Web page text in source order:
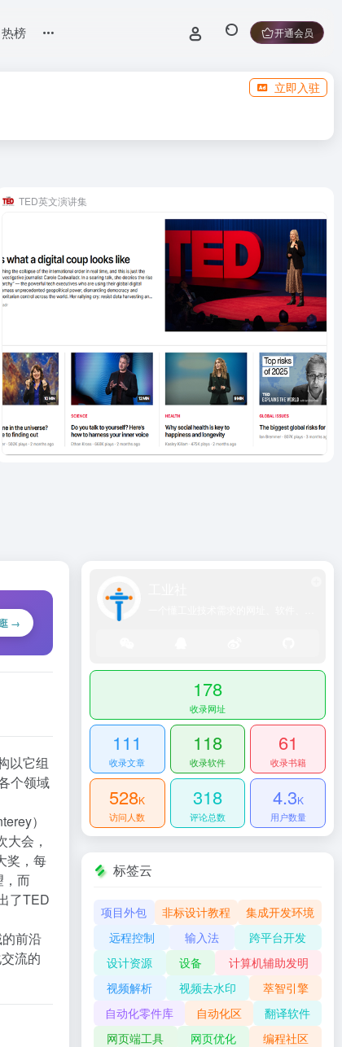
榜 开通会员
立即入驻
TED英文演讲集
→
以它组
个领域
）
大会，
奖，每
而
了TED
前沿
流的
178
收录网址
111
收录文章
118
收录软件
61
收录书籍
528K
访问人数
318
评论总数
4.3K
用户数量
标签云
项目外包 非标设计教程
集成开发环境
远程控制
输入法
跨平台开发
设计资源
设备
计算机辅助发明
视频解析
视频去水印
萃智引擎
自动化零件库
自动化区
翻译软件
网页端工具
网页优化
编程社区